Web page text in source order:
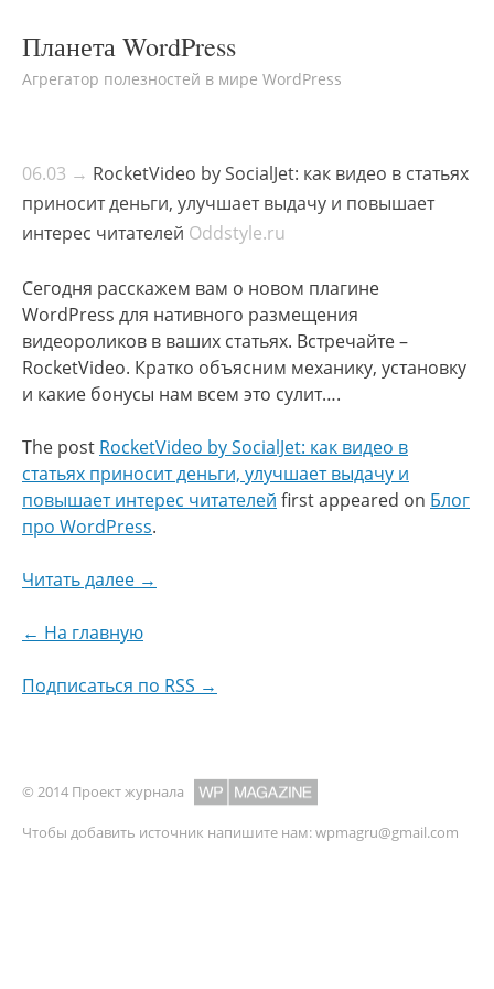
Планета WordPress
Агрегатор полезностей в мире WordPress
06.03 → RocketVideo by SocialJet: как видео в статьях
приносит деньги, улучшает выдачу и повышает
интерес читателей Oddstyle.ru
Сегодня расскажем вам о новом плагине
WordPress для нативного размещения
видеороликов в ваших статьях. Встречайте –
RocketVideo. Кратко объясним механику, установку
и какие бонусы нам всем это сулит….
The post RocketVideo by SocialJet: как видео в
статьях приносит деньги, улучшает выдачу и
повышает интерес читателей first appeared on Блог
про WordPress.
Читать далее →
← На главную
Подписаться по RSS →
© 2014 Проект журнала
Чтобы добавить источник напишите нам:wpmagru@gmail.com